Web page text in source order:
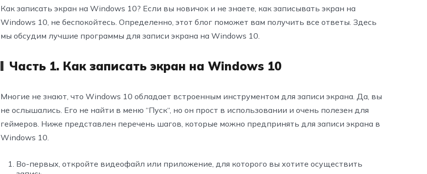
Как записать экран на Windows 10? Если вы новичок и не знаете, как записывать экран на
Windows 10, не беспокойтесь. Определенно, этот блог поможет вам получить все ответы. Здесь
мы обсудим лучшие программы для записи экрана на Windows 10.
Часть 1. Как записать экран на Windows 10
Многие не знают, что Windows 10 обладает встроенным инструментом для записи экрана. Да, вы
не ослышались. Его не найти в меню “Пуск“, но он прост в использовании и очень полезен для
геймеров. Ниже представлен перечень шагов, которые можно предпринять для записи экрана в
Windows 10.
Во-первых, откройте видеофайл или приложение, для которого вы хотите осуществить